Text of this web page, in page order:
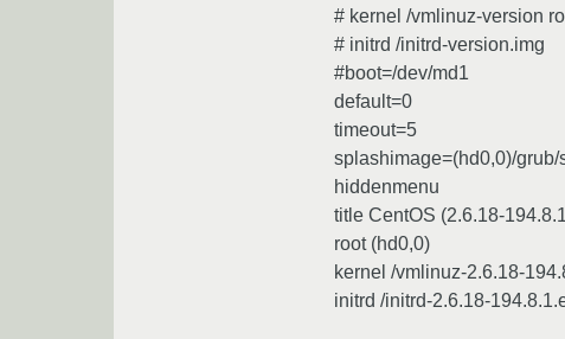
# kernel /vmlinuz-version
# initrd /initrd-version.img
#boot=/dev/md1
default=0
timeout=5
splashimage=(hd0,0)/grub/
hiddenmenu
title CentOS (2.6.18-
root (hd0,0)
kernel /vmlinuz-2.6.18-
initrd /initrd-2.6.18-